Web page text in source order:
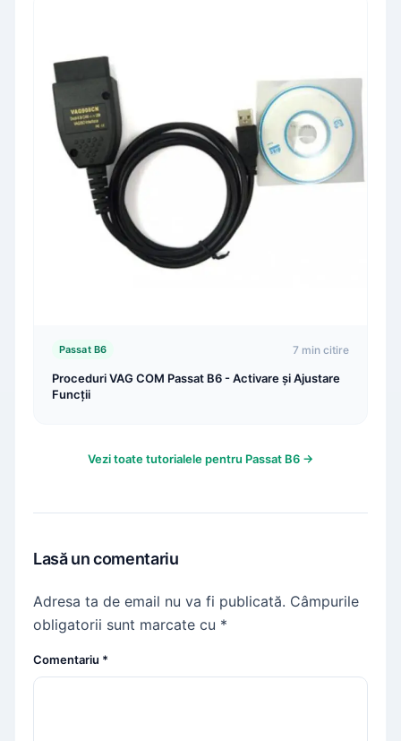
Passat B6 7 min citire
Proceduri VAG COM Passat B6 - Activare și Ajustare
Funcții
Vezi toate tutorialele pentru Passat B6 →
Lasă un comentariu
Adresa ta de email nu va fi publicată. Câmpurile
obligatorii sunt marcate cu *
Comentariu *